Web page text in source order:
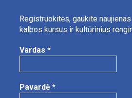
Registruokitės, gaukite
kalbos kursus ir kultūrinius
Vardas *
Pavardė *